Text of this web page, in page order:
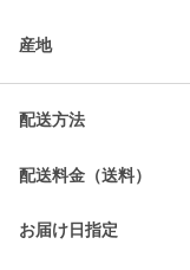
産地
配送方法
配送料金（送料）
お届け日指定